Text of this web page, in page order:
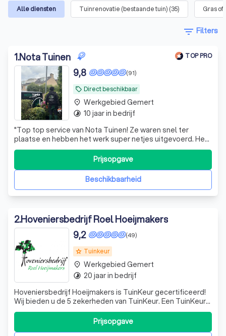
Alle diensten Tuinrenovatie (bestaande tuin) (35) Gras
filter_list Filters
1.Nota Tuinen TOP PRO
local_offer Direct beschikbaar
(91)
9,8
"Top top service van Nota Tuinen! Ze waren snel ter
plaatse en hebben het werk super netjes uitgevoerd. Het
team bestond uit beleefde en nette mannen die duidelijk
weten wat ze doen. Zeker een aanrader!!!
Beschikbaarheid
Prijsopgave
place Werkgebied Gemert
timelapse 10 jaar in bedrijf
2.Hoveniersbedrijf Roel Hoeijmakers
grade Tuinkeur
(49)
9,2
Hoveniersbedrijf Hoeijmakers is TuinKeur gecertificeerd!
Wij bieden u de 5 zekerheden van TuinKeur. Een TuinKeur-
hovenier garandeert kwaliteit. Met een TuinKeur-hovenier
bent u er van verzekert dat u een hovenier kiest die zijn
werk professioneel en efficiënt uitvoert.
Prijsopgave
place Werkgebied Gemert
timelapse 20 jaar in bedrijf